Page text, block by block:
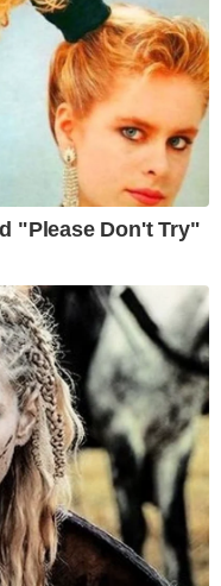
"Please Don't Try"